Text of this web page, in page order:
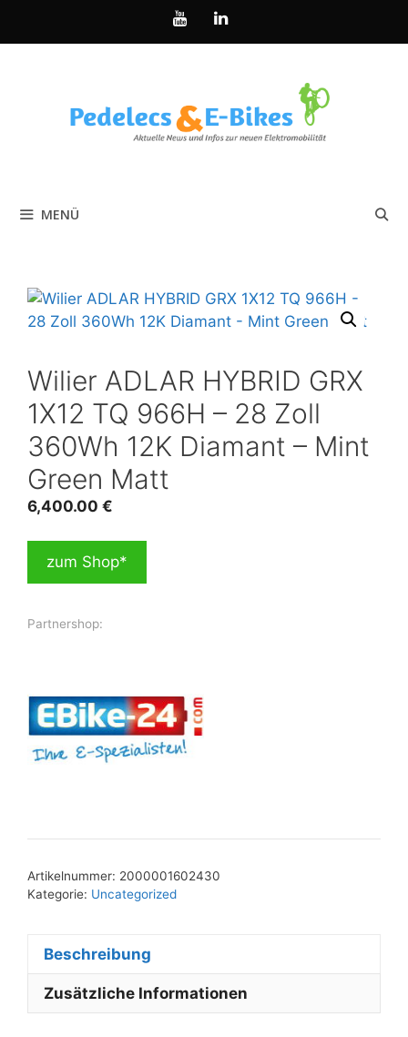
MENÜ
Wilier ADLAR HYBRID GRX
1X12 TQ 966H – 28 Zoll
360Wh 12K Diamant – Mint
Green Matt
6,400.00 €
zum Shop*
Partnershop:
Artikelnummer: 2000001602430
Kategorie: Uncategorized
Beschreibung
Zusätzliche Informationen